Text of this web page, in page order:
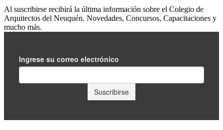
Al suscribirse recibirá la última información sobre el Colegio de
Arquitectos del Neuquén. Novedades, Concursos, Capacitaciones y
mucho más.